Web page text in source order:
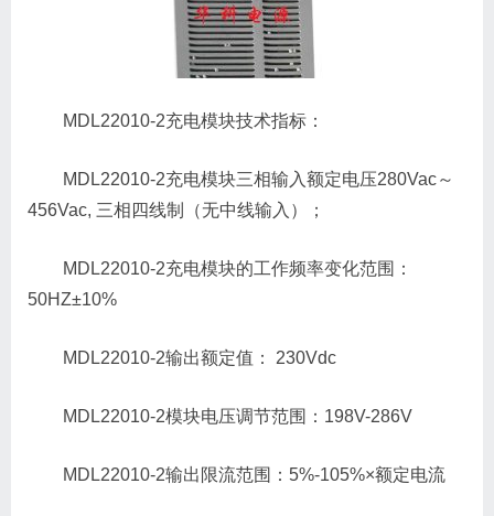
MDL22010-2充电模块技术指标：
MDL22010-2充电模块三相输入额定电压280Vac～
456Vac, 三相四线制（无中线输入）；
MDL22010-2充电模块的工作频率变化范围：
50HZ±10%
MDL22010-2输出额定值： 230Vdc
MDL22010-2模块电压调节范围：198V-286V
MDL22010-2输出限流范围：5%-105%×额定电流